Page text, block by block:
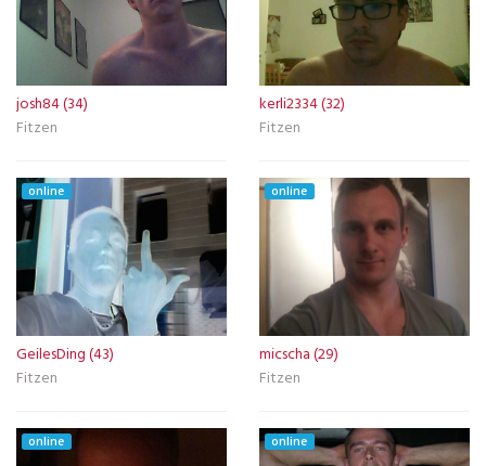
josh84 (34)
Fitzen
kerli2334 (32)
Fitzen
online
GeilesDing (43)
Fitzen
online
micscha (29)
Fitzen
online online